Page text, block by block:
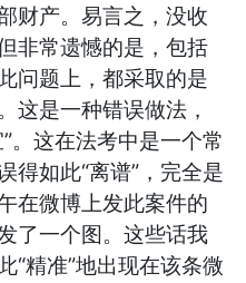
财产。易言之，没收
非常遗憾的是，包括
问题上，都采取的是
这是一种错误做法，
。这在法考中是一个常
得如此“离谱”，完全是
在微博上发此案件的
了一个图。这些话我
“精准”地出现在该条微